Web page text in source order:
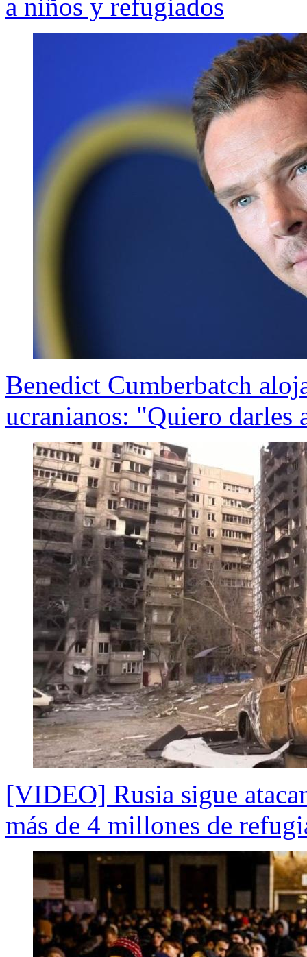
a niños y refugiados
Benedict Cumberbatch
ucranianos: "Quiero darles
[VIDEO] Rusia sigue
más de 4 millones de